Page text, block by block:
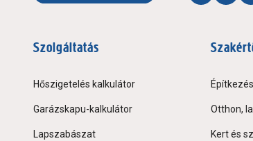
Szolgáltatás
Hőszigetelés kalkulátor
Garázskapu-kalkulátor
Lapszabászat
Otthon,
Kert és